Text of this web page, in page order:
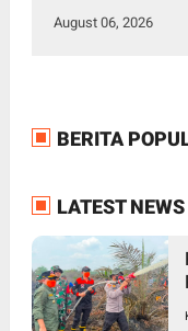
Perundungan
August 06, 2026
BERITA
LATEST NEWS